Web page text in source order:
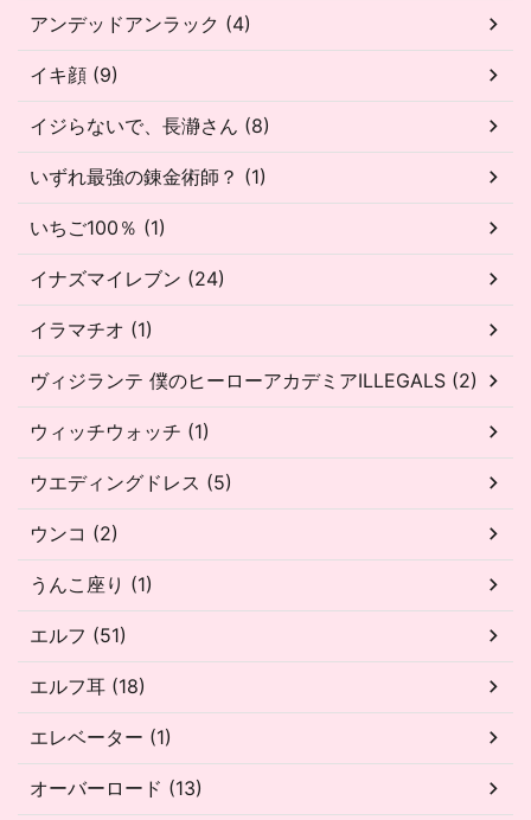
アンデッドアンラック (4)
イキ顔 (9)
イジらないで、長瀞さん (8)
いずれ最強の錬金術師？ (1)
いちご100％ (1)
イナズマイレブン (24)
イラマチオ (1)
ヴィジランテ 僕のヒーローアカデミアILLEGALS (2)
ウィッチウォッチ (1)
ウエディングドレス (5)
ウンコ (2)
うんこ座り (1)
エルフ (51)
エルフ耳 (18)
エレベーター (1)
オーバーロード (13)